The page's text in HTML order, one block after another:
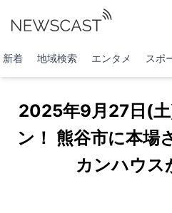
新着 地域検索 エンタメ スポ
2025年9月27日(
ン！ 熊谷市に本場
カンハウス